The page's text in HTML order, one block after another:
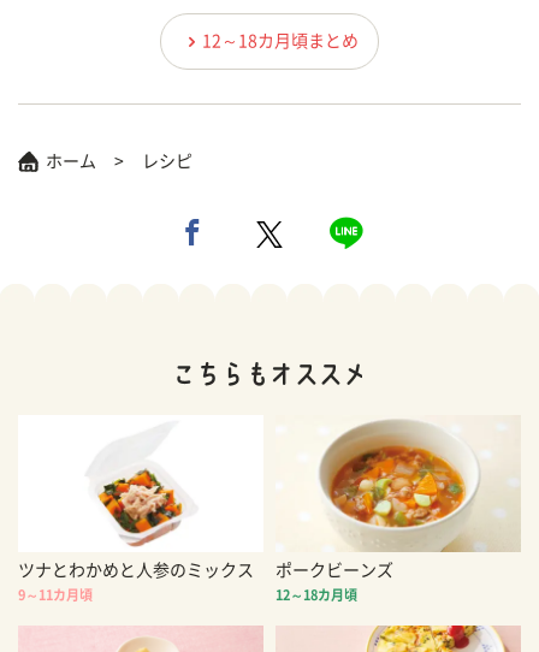
12～18カ月頃まとめ
ホーム レシピ
ツナとわかめと人参のミックス
9～11カ月頃
ポークビーンズ
12～18カ月頃